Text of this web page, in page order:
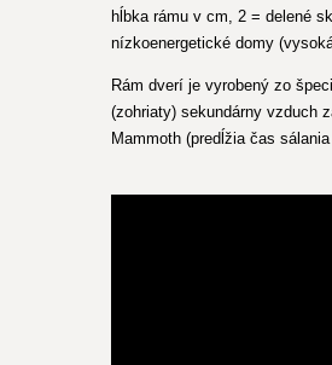
hĺbka rámu v cm, 2 = delené
nízkoenergetické domy
Rám dverí je vyrobený zo
(zohriaty) sekundárny vzduch
Mammoth (predĺžia čas